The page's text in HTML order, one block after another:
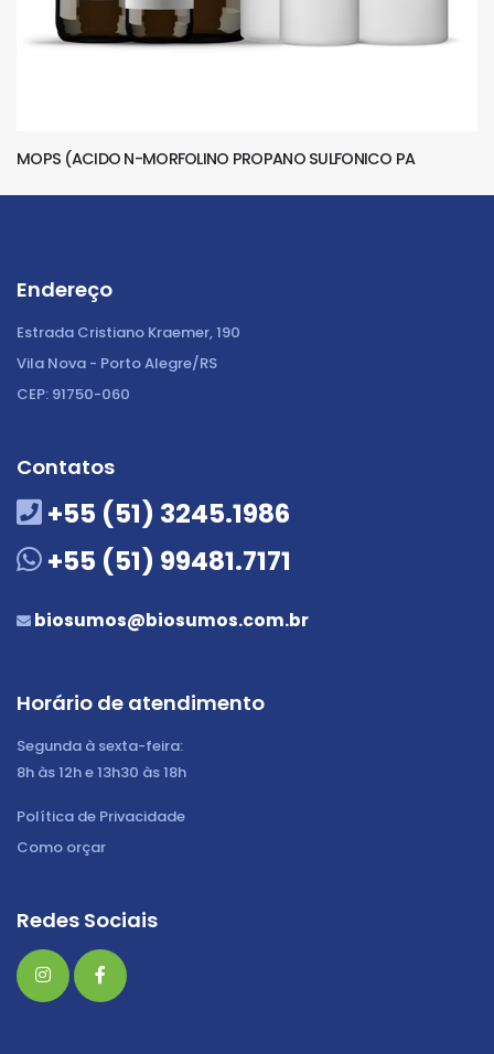
MOPS (ACIDO N-MORFOLINO PROPANO SULFONICO PA
Endereço
Estrada Cristiano Kraemer, 190
Vila Nova - Porto Alegre/RS
CEP: 91750-060
Contatos
+55 (51) 3245.1986
+55 (51) 99481.7171
biosumos@biosumos.com.br
Horário de atendimento
Segunda à sexta-feira:
8h às 12h e 13h30 às 18h
Política de Privacidade
Como orçar
Redes Sociais